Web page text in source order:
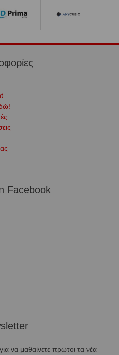
Facebook
να μαθαίνετε πρώτοι τα νέα